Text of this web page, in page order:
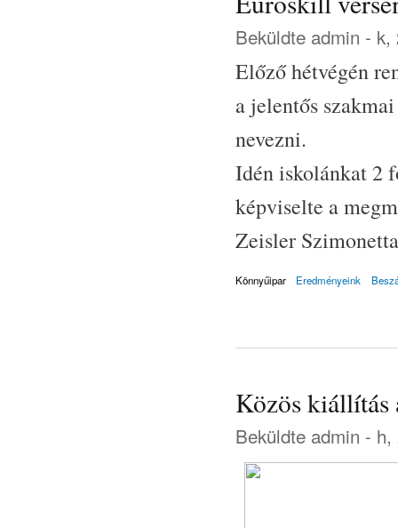
Beküldte admin - k,
Előző hétvégén
a jelentős
nevezni.
Idén iskolánkat 2
képviselte a
Zeisler
Könnyűipar Eredményeink
Közös kiállítás
Beküldte admin - h,